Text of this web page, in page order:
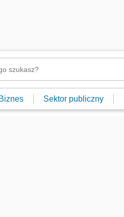
Biznes Sektor publiczny